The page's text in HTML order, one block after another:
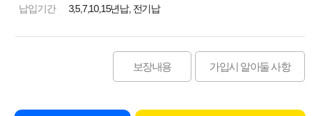
납입기간
3,5,7,10,15년납, 전기납
보장내용 가입시 알아둘 사항